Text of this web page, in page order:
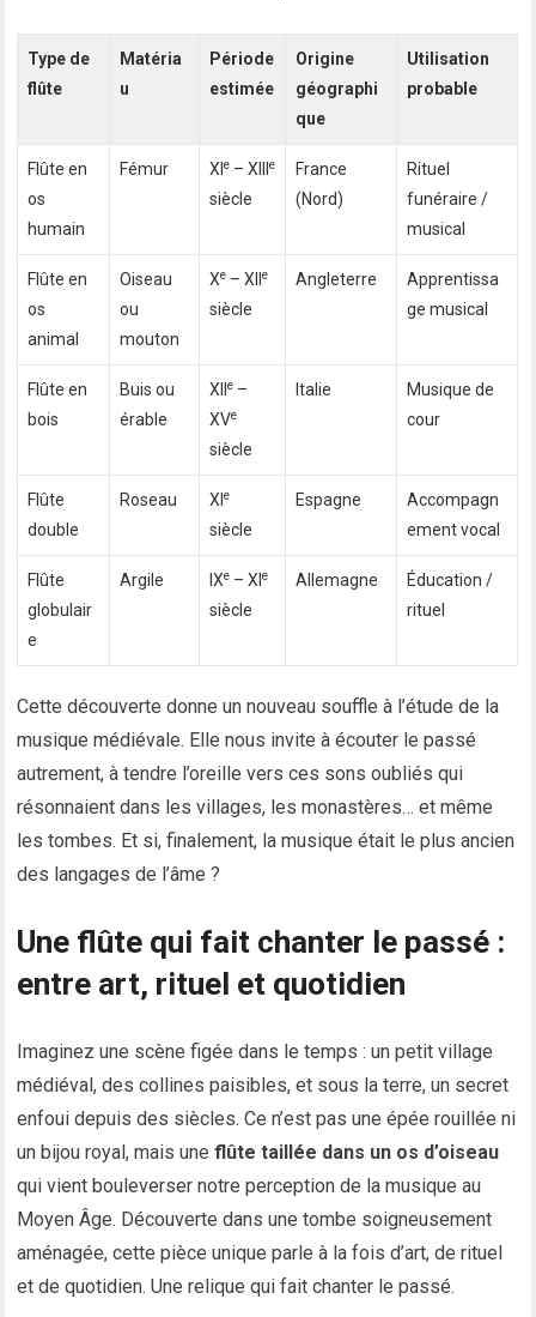
Type de
flûte
Matéria
u
Période
estimée
Origine
géographi
que
Utilisation
probable
Flûte en
os
humain
Fémur XIe – XIIIe
siècle
France
(Nord)
Rituel
funéraire /
musical
Flûte en
os
animal
Oiseau
ou
mouton
Xe – XIIe
siècle
Angleterre
Apprentissa
ge musical
Flûte en
bois
Buis ou
érable
XIIe –
XVe
siècle
Italie
Musique de
cour
Flûte
double
Roseau XIe
siècle
Espagne
Accompagn
ement vocal
Flûte
globulair
e
Argile IXe – XIe
siècle
Allemagne
Éducation /
rituel
Cette découverte donne un nouveau souffle à l’étude de la
musique médiévale. Elle nous invite à écouter le passé
autrement, à tendre l’oreille vers ces sons oubliés qui
résonnaient dans les villages, les monastères… et même
les tombes. Et si, finalement, la musique était le plus ancien
des langages de l’âme ?
Une flûte qui fait chanter le passé :
entre art, rituel et quotidien
Imaginez une scène figée dans le temps : un petit village
médiéval, des collines paisibles, et sous la terre, un secret
enfoui depuis des siècles. Ce n’est pas une épée rouillée ni
un bijou royal, mais uneflûte taillée dans un os d’oiseau
qui vient bouleverser notre perception de la musique au
Moyen Âge. Découverte dans une tombe soigneusement
aménagée, cette pièce unique parle à la fois d’art, de rituel
et de quotidien. Une relique qui fait chanter le passé.